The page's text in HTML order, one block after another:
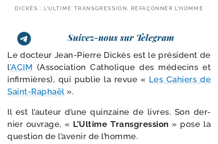
DICKÈS : L’ULTIME TRANSGRESSION, REFAÇONNER L’HOMME
Suivez-nous sur Telegram
Le doc­teur Jean-​Pierre Dickès est le pré­sident de
l’ACIM (Association Catholique des méde­cins et
infir­mières), qui publie la revue « Les Cahiers de
Saint-​Raphaël».
Il est l’au­teur d’une quin­zaine de livres. Son der­
nier ouvrage, « L’Ultime Transgression » pose la
ques­tion de l’a­ve­nir de l’homme.